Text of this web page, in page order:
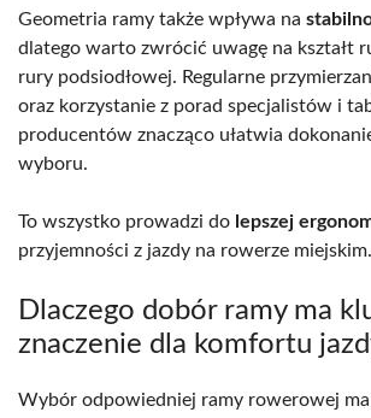
Geometria ramy także wpływa na
dlatego warto zwrócić uwagę na kształt
rury podsiodłowej. Regularne
oraz korzystanie z porad specjalistów i
producentów znacząco ułatwia
wyboru.
To wszystko prowadzi do lepszej
przyjemności z jazdy na rowerze miejskim.
Dlaczego dobór ramy ma
znaczenie dla komfortu
Wybór odpowiedniej ramy rowerowej